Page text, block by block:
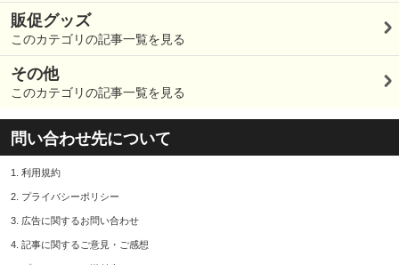
販促グッズ
このカテゴリの記事一覧を見る
その他
このカテゴリの記事一覧を見る
問い合わせ先について
1. 利用規約
2. プライバシーポリシー
3. 広告に関するお問い合わせ
4. 記事に関するご意見・ご感想